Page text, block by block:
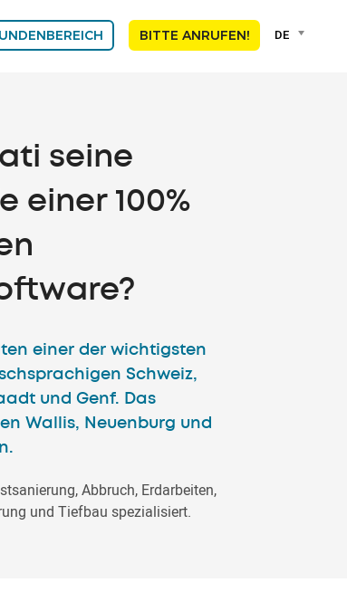
BITTE ANRUFEN!
Language
DE
seine
einer 100%
einer der wichtigsten
Schweiz,
und Genf. Das
Wallis, Neuenburg und
Abbruch, Erdarbeiten,
und Tiefbau spezialisiert.